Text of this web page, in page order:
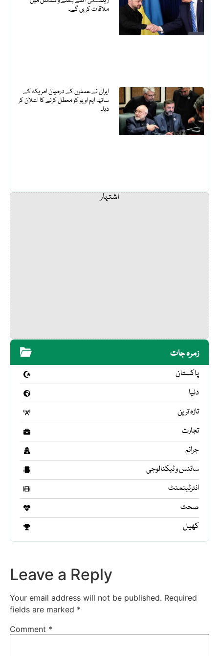
ملاقات کریں گے۔
ایران نے حملوں کے درمیان امریکہ کے
ساتھ ایم او یو کو معطل کرنے کا اعلان کر
دیا۔
اشتہار
زمرہ جات
پاکستان
دنیا
تازہ ترین
تجارت
جرائم
سائنس و ٹیکنالوجی
انٹرٹینمنٹ
صحت
کھیل
Leave a Reply
Your email address will not be published. Required
fields are marked *
Comment *